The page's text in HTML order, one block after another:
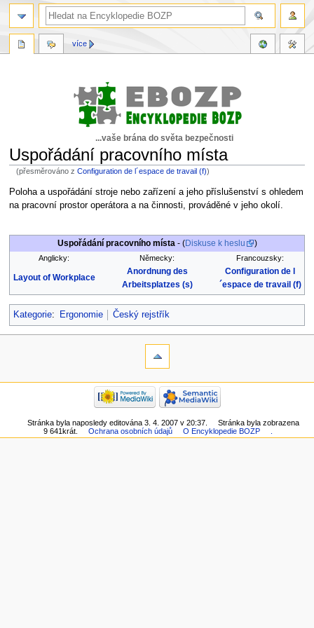
...vaše brána do světa bezpečnosti
Uspořádání pracovního místa
(přesměrováno zConfiguration de l´espace de travail (f))
Skočit
na
Skočit
na
Poloha a uspořádání stroje nebo zařízení a jeho příslušenství s ohledem
na pracovní prostor operátora a na činnosti, prováděné v jeho okolí.
Uspořádání pracovního místa- (Diskuse k heslu )
Anglicky: Německy: Francouzsky:
Layout of Workplace
Anordnung des
Arbeitsplatzes (s)
Configuration de l
´espace de travail (f)
Kategorie: Ergonomie Český rejstřík
více
Stránka byla naposledy editována 3. 4. 2007 v 20:37.
Stránka byla zobrazena
9 641krát.
Ochrana osobních údajů O Encyklopedie BOZP